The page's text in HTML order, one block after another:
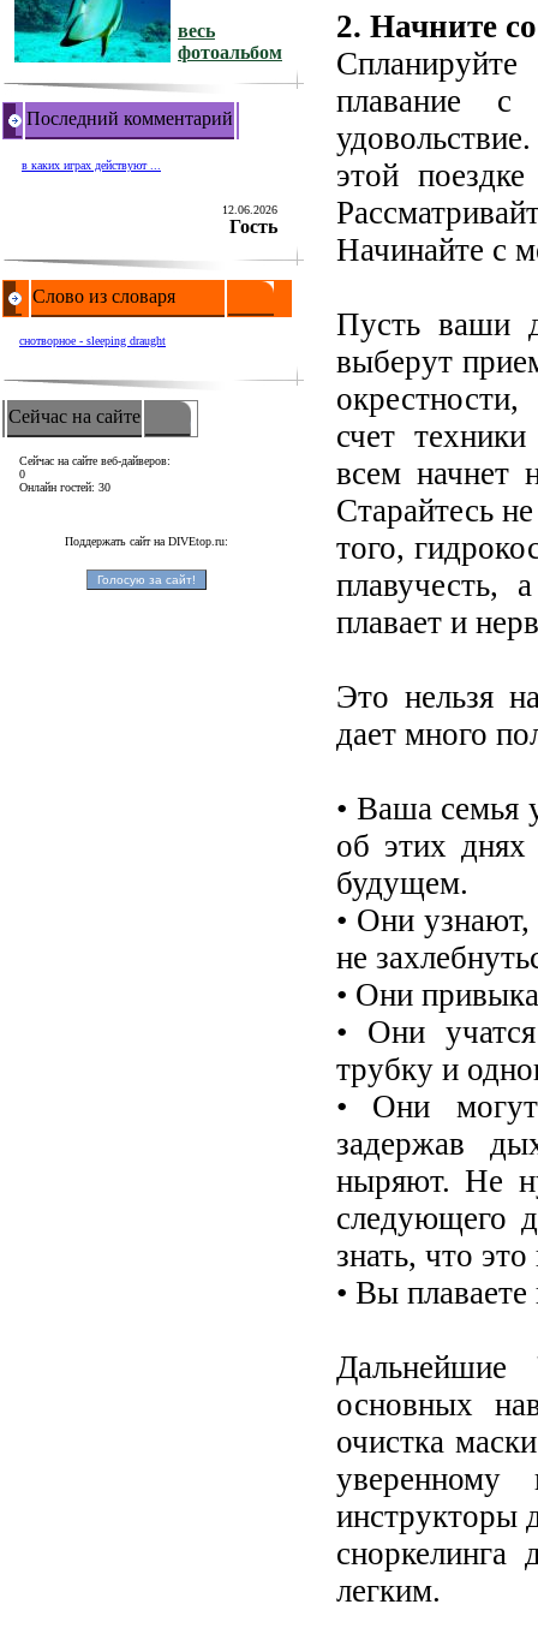
весь
фотоальбом
Последний комментарий
в каких играх действуют ...
12.06.2026
Гость
Слово из словаря
снотворное - sleeping draught
Сейчас на сайте
Сейчас на сайте веб-дайверов:
0
Онлайн гостей: 30
Поддержать сайт на DIVEtop.ru:
2. Начните
плавание
этой
Начинайте с
Пусть ваши
выберут
счет
всем начнет
Старайтесь
того,
плавучесть,
плавает и
Это нельзя
дает много
• Ваша семья
об этих
будущем.
• Они
не
• Они
• Они
трубку и
• Они могут
задержав
ныряют. Не
следующего
знать, что
• Вы
Дальнейшие
основных
очистка
инструкторы
сноркелинга
легким.